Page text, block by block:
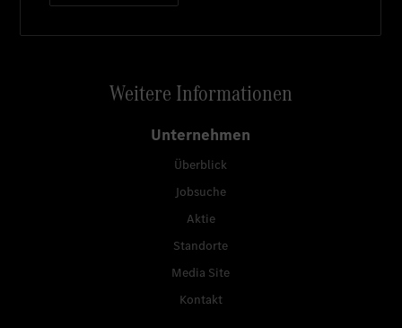
Weitere Informationen
Unternehmen
Überblick
Jobsuche
Aktie
Standorte
Media Site
Kontakt